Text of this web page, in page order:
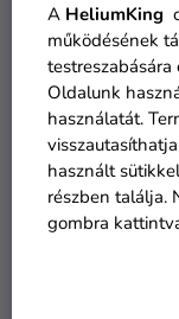
A HeliumKing
működésének
testreszabására
Oldalunk
használatát.
használt
részben találja.
gombra
©art_selena_ua